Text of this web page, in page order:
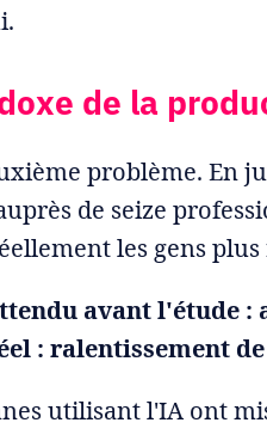
de la
problème. En
de seize
les gens plus
avant l'étude :
: ralentissement de
utilisant l'IA ont